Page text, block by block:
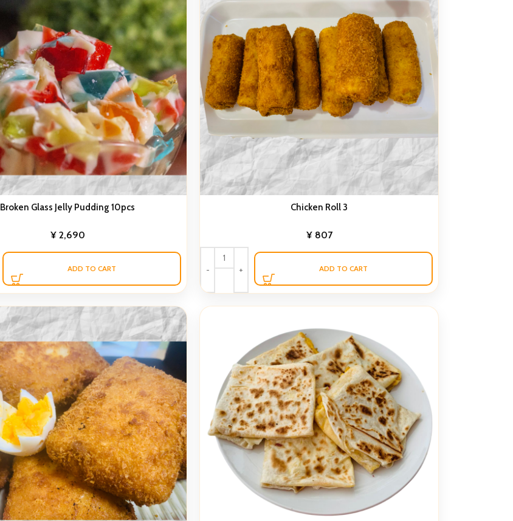
Broken Glass Jelly Pudding 10pcs
¥2,690
ADD TO CART
Chicken Roll 3
¥807
ADD TO CART